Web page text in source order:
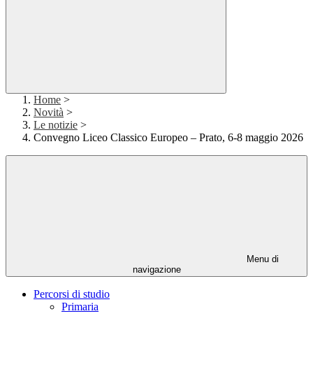
Home >
Novità >
Le notizie >
Convegno Liceo Classico Europeo – Prato, 6-8 maggio 2026
Menu di
navigazione
Percorsi di studio
Primaria